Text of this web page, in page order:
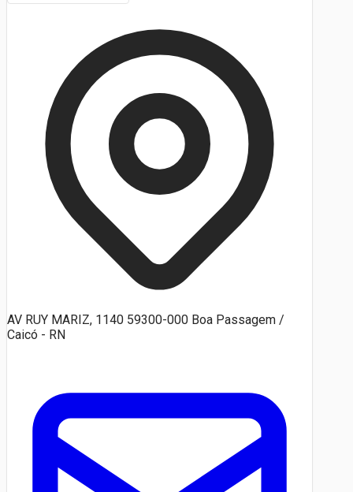
AV RUY MARIZ, 1140 59300-000 Boa Passagem /
Caicó - RN